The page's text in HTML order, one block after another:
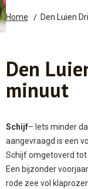
Home Den Luien
Den
minuut
Schijf– Iets minder
aangevraagd is een
Schijf omgetoverd tot
Een bijzonder
rode zee vol